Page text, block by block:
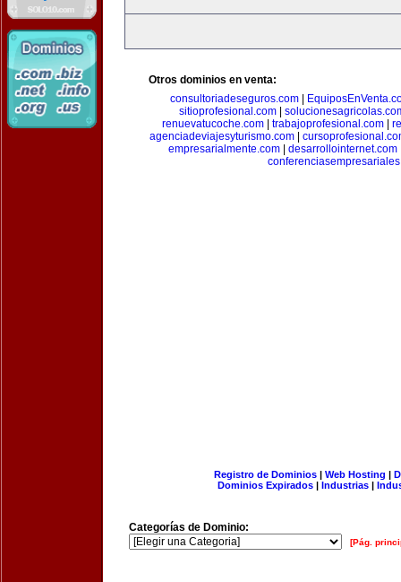
Otros dominios en venta:
consultoriadeseguros.com|
sitioprofesional.com
renuevatucoche.com
trabajoprofesional.com
agenciadeviajesyturismo.com
empresarialmente.com
desarrollointernet.com
Registro de Dominios| Web Hosting |
Dominios Expirados | Industrias |
Categorías de Dominio:
[Pág.